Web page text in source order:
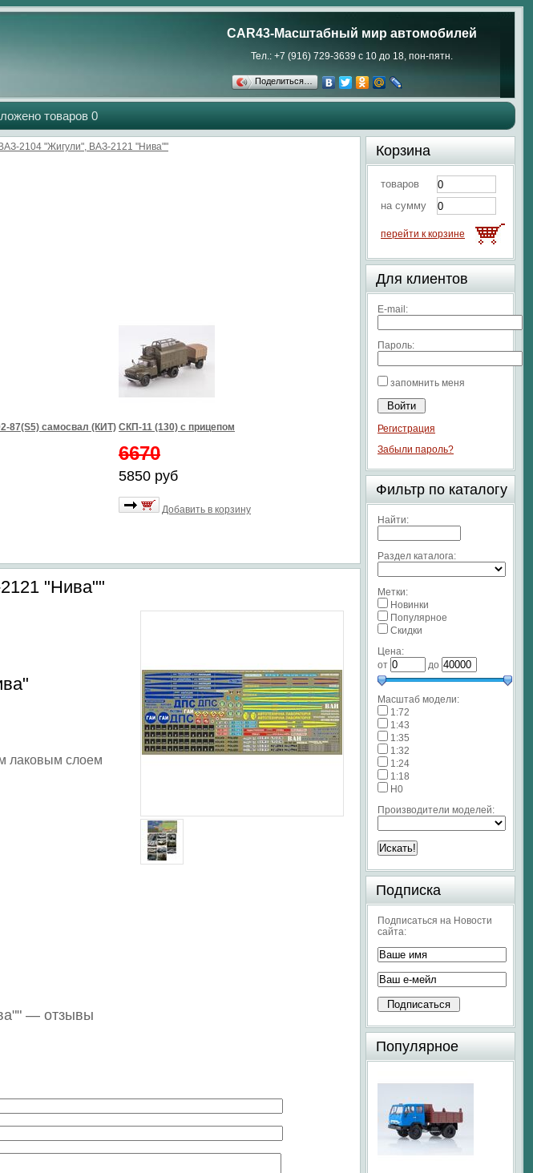
CAR43-Масштабный мир автомобилей
Тел.: +7 (916) 729-3639 с 10 до 18, пон-пятн.
Поделиться…
товаров 0
2104 "Жигули", ВАЗ-2121 "Нива""
87(S5) самосвал (КИТ) СКП-11 (130) с прицепом
6670
5850 руб
Добавить в корзину
"Нива""
лаковым слоем
— отзывы
Корзина
товаров
на сумму
перейти к корзине
Для клиентов
E-mail:
Пароль:
запомнить меня
Регистрация
Забыли пароль?
Фильтр по каталогу
Найти:
Раздел каталога:
Метки:
Новинки
Популярное
Скидки
Цена:
от
до
Масштаб модели:
1:72
1:43
1:35
1:32
1:24
1:18
H0
Производители моделей:
Подписка
Подписаться на Новости
сайта:
Популярное